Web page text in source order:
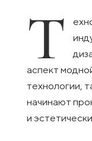
Т
аспект
технологии,
начинают
и